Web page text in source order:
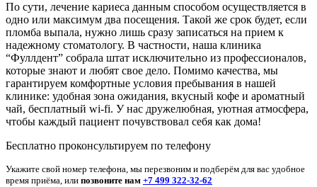
По сути, лечение кариеса данным способом осуществляется в
одно или максимум два посещения. Такой же срок будет, если
пломба выпала, нужно лишь сразу записаться на прием к
надежному стоматологу. В частности, наша клиника
“Фуллдент” собрала штат исключительно из профессионалов,
которые знают и любят свое дело. Помимо качества, мы
гарантируем комфортные условия пребывания в нашей
клинике: удобная зона ожидания, вкусный кофе и ароматный
чай, бесплатный wi-fi. У нас дружелюбная, уютная атмосфера,
чтобы каждый пациент почувствовал себя как дома!
Бесплатно проконсультируем по телефону
Укажите свой номер телефона, мы перезвоним и подберём для вас удобное
время приёма, или позвоните нам +7 499 322-32-62